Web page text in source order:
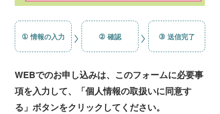
① 情報の入力 > ② 確認 > ③ 送信完了
WEBでのお申し込みは、このフォームに必要事
項を入力して、「個人情報の取扱いに同意す
る」ボタンをクリックしてください。